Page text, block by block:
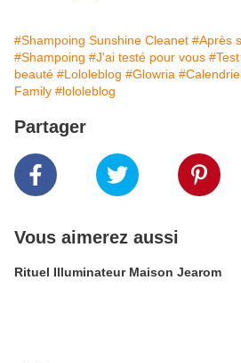
#Shampoing Sunshine Cleanet #Après
#Shampoing #J'ai testé pour vous
beauté #Lololeblog #Glowria
Family #lololeblog
Partager
Vous aimerez aussi
Rituel Illuminateur Maison Jearom